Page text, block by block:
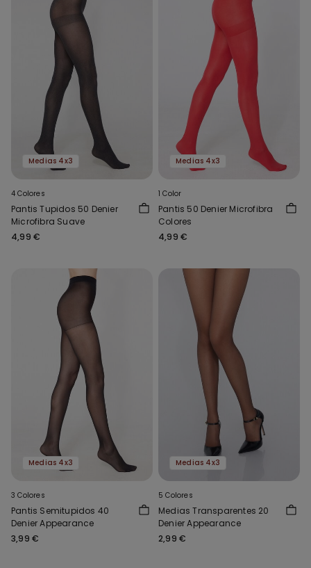
Medias 4x3
4 Colores
Pantis Tupidos 50 Denier
Microfibra Suave
4,99 €
Medias 4x3
1 Color
Pantis 50 Denier Microfibra
Colores
4,99 €
Medias 4x3
3 Colores
Pantis Semitupidos 40
Denier Appearance
3,99 €
Medias 4x3
5 Colores
Medias Transparentes 20
Denier Appearance
2,99 €